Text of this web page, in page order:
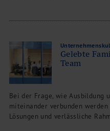
Gelebte
Team
Bei der Frage, wie Ausbildung
miteinander verbunden
Lösungen und verlässliche